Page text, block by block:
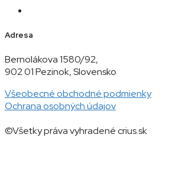
Adresa
Bernolákova 1580/92,
902 01 Pezinok, Slovensko
Všeobecné obchodné podmienky
Ochrana osobných údajov
©Všetky práva vyhradené crius.sk